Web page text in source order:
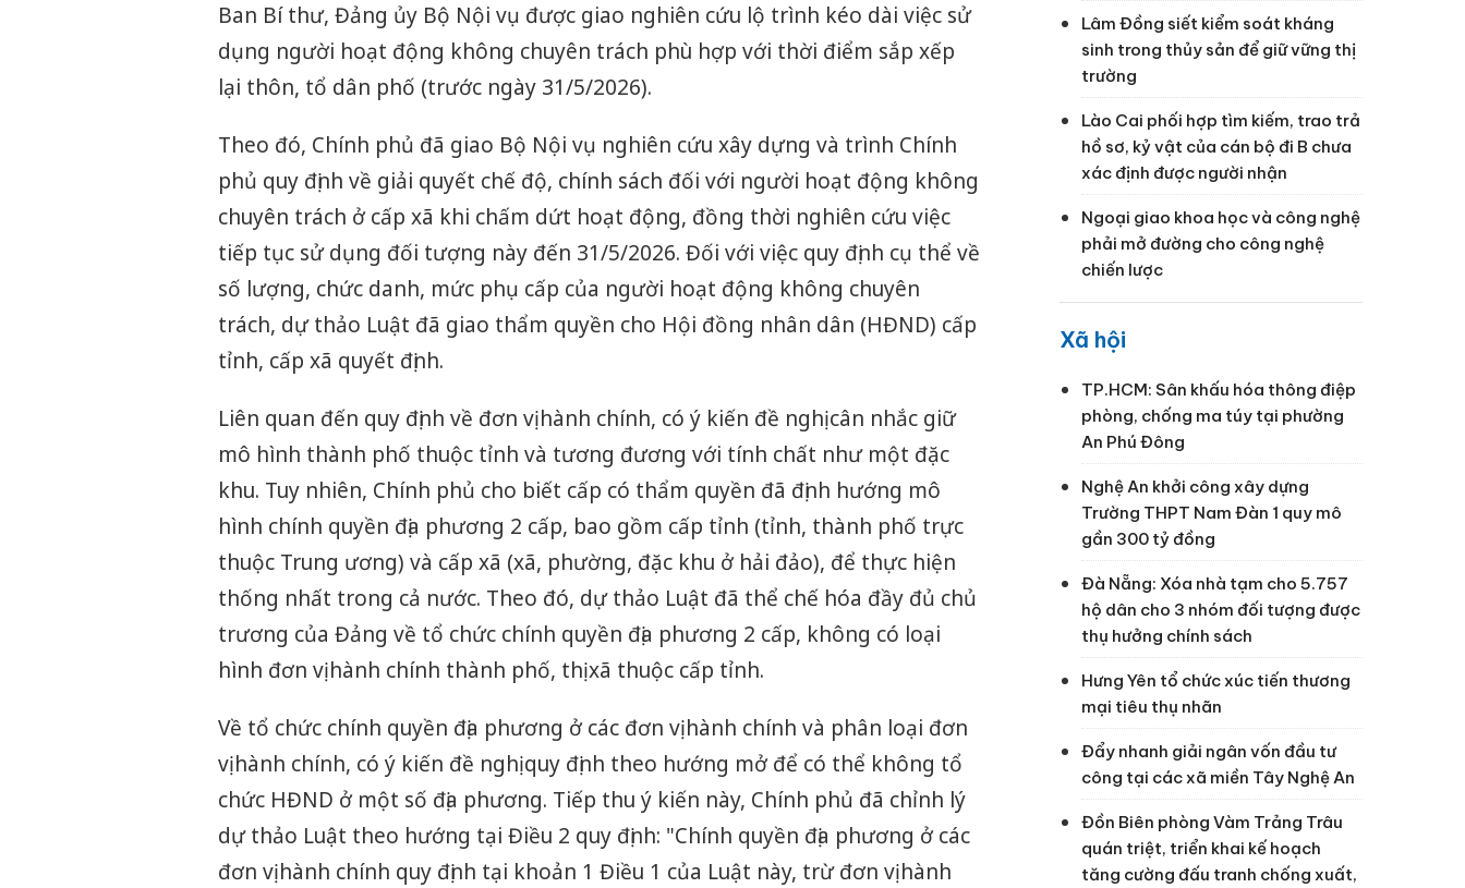
Ban Bí thư, Đảng ủy Bộ Nội vụ được giao nghiên cứu lộ trình kéo dài việc sử
dụng người hoạt động không chuyên trách phù hợp với thời điểm sắp xếp
lại thôn, tổ dân phố (trước ngày 31/5/2026).
Theo đó, Chính phủ đã giao Bộ Nội vụ nghiên cứu xây dựng và trình Chính
phủ quy định về giải quyết chế độ, chính sách đối với người hoạt động không
chuyên trách ở cấp xã khi chấm dứt hoạt động, đồng thời nghiên cứu việc
tiếp tục sử dụng đối tượng này đến 31/5/2026. Đối với việc quy định cụ thể về
số lượng, chức danh, mức phụ cấp của người hoạt động không chuyên
trách, dự thảo Luật đã giao thẩm quyền cho Hội đồng nhân dân (HĐND) cấp
tỉnh, cấp xã quyết định.
Liên quan đến quy định về đơn vị hành chính, có ý kiến đề nghị cân nhắc giữ
mô hình thành phố thuộc tỉnh và tương đương với tính chất như một đặc
khu. Tuy nhiên, Chính phủ cho biết cấp có thẩm quyền đã định hướng mô
hình chính quyền địa phương 2 cấp, bao gồm cấp tỉnh (tỉnh, thành phố trực
thuộc Trung ương) và cấp xã (xã, phường, đặc khu ở hải đảo), để thực hiện
thống nhất trong cả nước. Theo đó, dự thảo Luật đã thể chế hóa đầy đủ chủ
trương của Đảng về tổ chức chính quyền địa phương 2 cấp, không có loại
hình đơn vị hành chính thành phố, thị xã thuộc cấp tỉnh.
Về tổ chức chính quyền địa phương ở các đơn vị hành chính và phân loại đơn
vị hành chính, có ý kiến đề nghị quy định theo hướng mở để có thể không tổ
chức HĐND ở một số địa phương. Tiếp thu ý kiến này, Chính phủ đã chỉnh lý
dự thảo Luật theo hướng tại Điều 2 quy định: "Chính quyền địa phương ở các
đơn vị hành chính quy định tại khoản 1 Điều 1 của Luật này, trừ đơn vị hành
Lâm Đồng siết kiểm soát kháng
sinh trong thủy sản để giữ vững thị
trường
Lào Cai phối hợp tìm kiếm, trao trả
hồ sơ, kỷ vật của cán bộ đi B chưa
xác định được người nhận
Ngoại giao khoa học và công nghệ
phải mở đường cho công nghệ
chiến lược
Xã hội
TP.HCM: Sân khấu hóa thông điệp
phòng, chống ma túy tại phường
An Phú Đông
Nghệ An khởi công xây dựng
Trường THPT Nam Đàn 1 quy mô
gần 300 tỷ đồng
Đà Nẵng: Xóa nhà tạm cho 5.757
hộ dân cho 3 nhóm đối tượng được
thụ hưởng chính sách
Hưng Yên tổ chức xúc tiến thương
mại tiêu thụ nhãn
Đẩy nhanh giải ngân vốn đầu tư
công tại các xã miền Tây Nghệ An
Đồn Biên phòng Vàm Trảng Trâu
quán triệt, triển khai kế hoạch
tăng cường đấu tranh chống xuất,